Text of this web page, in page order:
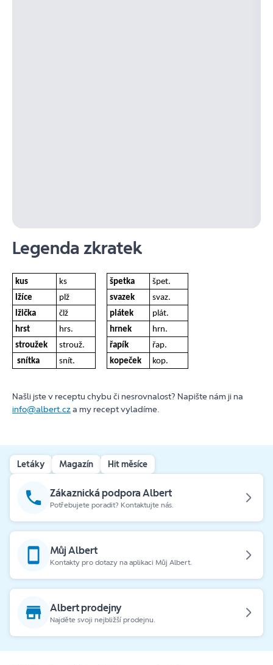
Legenda zkratek
kus ks špetka
špet.
lžíce
plž svazek
svaz.
lžička
člž plátek
plát.
hrst
hrs. hrnek
hrn.
stroužek
strouž. řapík
řap.
snítka
snít. kopeček kop.
Našli jste v receptu chybu či nesrovnalost? Napište nám ji na
info@albert.cza my recept vyladíme.
Letáky Magazín Hit měsíce
Zákaznická podpora Albert
Potřebujete poradit? Kontaktujte nás.
Můj Albert
Kontakty pro dotazy na aplikaci Můj Albert.
Albert prodejny
Najděte svoji nejbližší prodejnu.